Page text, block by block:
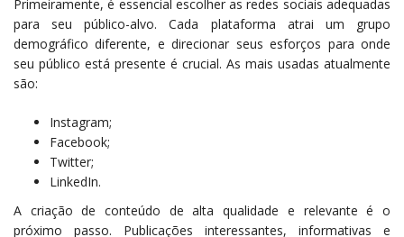
Primeiramente, é essencial escolher as redes sociais adequadas
para seu público-alvo. Cada plataforma atrai um grupo
demográfico diferente, e direcionar seus esforços para onde
seu público está presente é crucial. As mais usadas atualmente
são:
Instagram;
Facebook;
Twitter;
LinkedIn.
A criação de conteúdo de alta qualidade e relevante é o
próximo passo. Publicações interessantes, informativas e